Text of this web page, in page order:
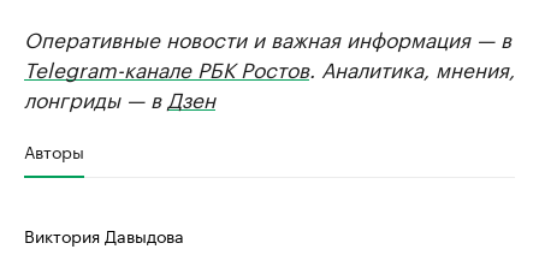
Оперативные новости и важная информация — в
Telegram-канале РБК Ростов. Аналитика, мнения,
лонгриды — в Дзен
Авторы
Виктория Давыдова